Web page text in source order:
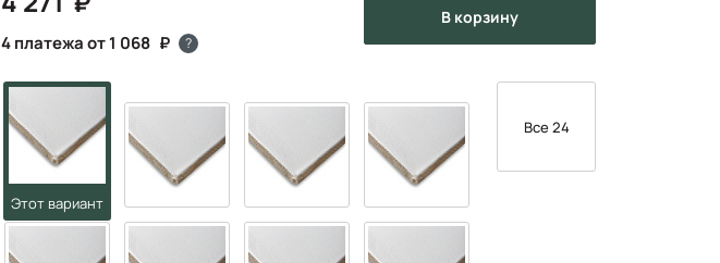
4 платежа от 1 068 ?
в корзину
Все 24